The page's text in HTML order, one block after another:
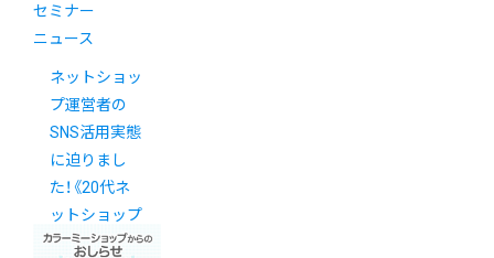
セミナー
ニュース
ネットショッ
プ運営者の
SNS活用実態
に迫りまし
た！《20代ネ
ットショップ
オーナー交流